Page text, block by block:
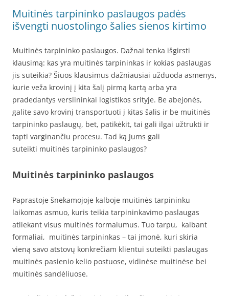
Muitinės tarpininko paslaugos padės
išvengti nuostolingo šalies sienos kirtimo
Muitinės tarpininko paslaugos. Dažnai tenka išgirsti
klausimą: kas yra muitinės tarpininkas ir kokias paslaugas
jis suteikia? Šiuos klausimus dažniausiai užduoda asmenys,
kurie veža krovinį į kita šalį pirmą kartą arba yra
pradedantys verslininkai logistikos srityje. Be abejonės,
galite savo krovinį transportuoti į kitas šalis ir be muitinės
tarpininko paslaugų, bet, patikėkit, tai gali ilgai užtrukti ir
tapti varginančiu procesu. Tad ką Jums gali
suteikti muitinės tarpininko paslaugos?
Muitinės tarpininko paslaugos
Paprastoje šnekamojoje kalboje muitinės tarpininku
laikomas asmuo, kuris teikia tarpininkavimo paslaugas
atliekant visus muitinės formalumus. Tuo tarpu, kalbant
formaliai, muitinės tarpininkas – tai įmonė, kuri skiria
vieną savo atstovų konkrečiam klientui suteikti paslaugas
muitinės pasienio kelio postuose, vidinėse muitinėse bei
muitinės sandėliuose.